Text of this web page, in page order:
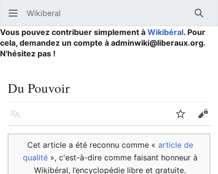
Ouvrir le menu principal Wikiberal
Vous pouvez contribuer simplement à Wikibéral. Pour
cela, demandez un compte à adminwiki@liberaux.org.
N'hésitez pas !
Du Pouvoir
Langue Suivre
Cet article a été reconnu comme « article de
qualité», c'est-à-dire comme faisant honneur à
Wikibéral, l’encyclopédie libre et gratuite.